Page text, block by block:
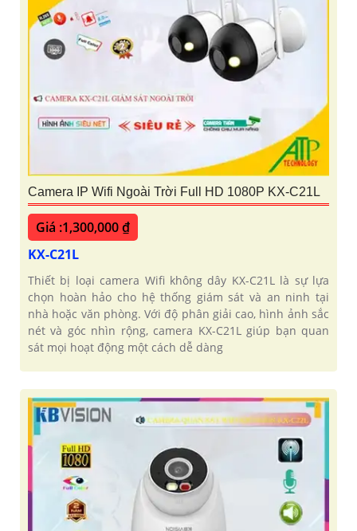
Camera IP Wifi Ngoài Trời Full HD 1080P KX-C21L
Giá :1,300,000 ₫
KX-C21L
Thiết bị loại camera Wifi không dây KX-C21L là sự lựa
chọn hoàn hảo cho hệ thống giám sát và an ninh tại
nhà hoặc văn phòng. Với độ phân giải cao, hình ảnh sắc
nét và góc nhìn rộng, camera KX-C21L giúp bạn quan
sát mọi hoạt động một cách dễ dàng